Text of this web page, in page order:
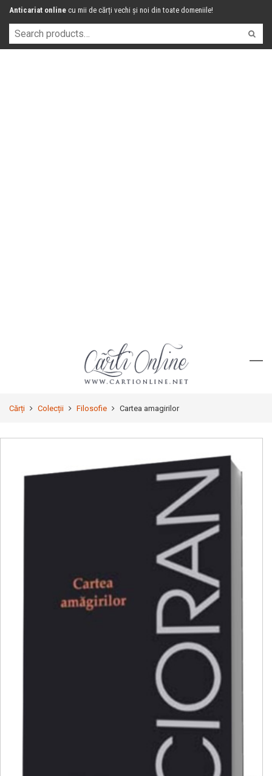
Anticariat online cu mii de cărți vechi și noi din toate domeniile!
Cărți Colecții Filosofie Cartea amagirilor